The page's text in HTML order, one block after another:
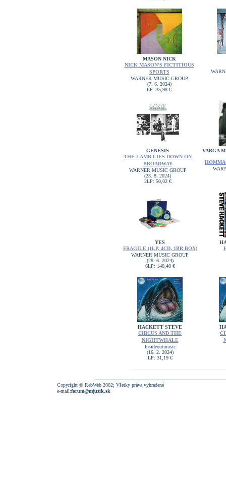
MASON NICK
NICK MASON'S FICTITIOUS
SPORTS
WARNER MUSIC GROUP
(7. 6. 2024)
LP: 35,98 €
GENESIS
THE LAMB LIES DOWN ON
BROADWAY
WARNER MUSIC GROUP
(23. 8. 2024)
2LP: 50,02 €
VARGA
YES
FRAGILE (1LP, 4CD, 1BR BOX)
WARNER MUSIC GROUP
(28. 6. 2024)
6LP: 140,40 €
HACKETT STEVE
CIRCUS AND THE
NIGHTWHALE
Insideoutmusic
(16. 2. 2024)
LP: 31,19 €
Copyright © RebWeb 2002; Všetky práva vyhradené
e-mail:forum@mjuzik.sk